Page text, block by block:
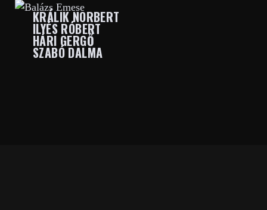
KRÁLIK NORBERT
ILYÉS RÓBERT
HÁRI GERGŐ
SZABÓ DALMA